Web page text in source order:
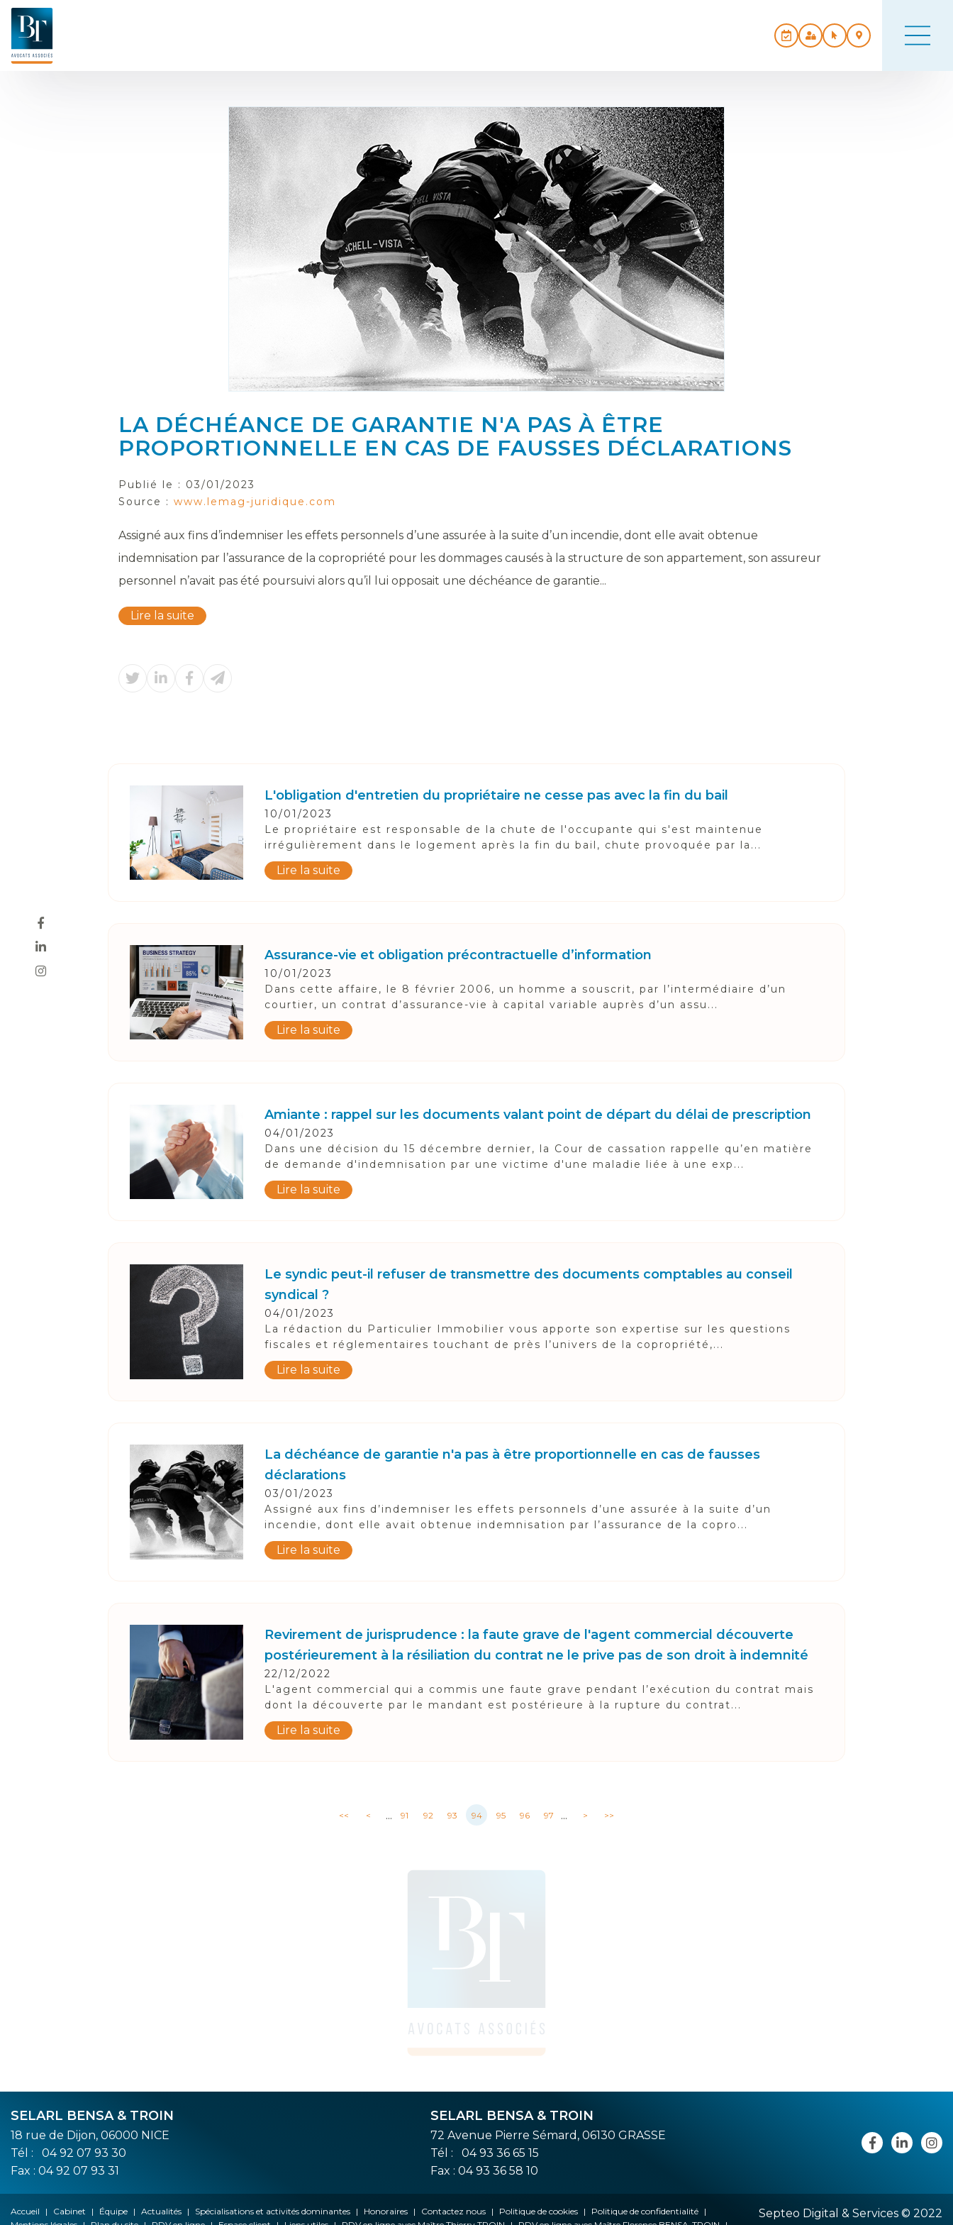
LA DÉCHÉANCE DE GARANTIE N'A PAS À ÊTRE
PROPORTIONNELLE EN CAS DE FAUSSES DÉCLARATIONS
Publié le : 03/01/2023
Source : www.lemag-juridique.com
Assigné aux fins d’indemniser les effets personnels d’une assurée à la suite d’un incendie, dont elle avait obtenue
indemnisation par l’assurance de la copropriété pour les dommages causés à la structure de son appartement, son assureur
personnel n’avait pas été poursuivi alors qu’il lui opposait une déchéance de garantie...
Lire la suite
L'obligation d'entretien du propriétaire ne cesse pas avec la fin du bail
10/01/2023
Le propriétaire est responsable de la chute de l'occupante qui s'est maintenue
irrégulièrement dans le logement après la fin du bail, chute provoquée par la...
Lire la suite
Assurance-vie et obligation précontractuelle d’information
10/01/2023
Dans cette affaire, le 8 février 2006, un homme a souscrit, par l’intermédiaire d’un
courtier, un contrat d’assurance-vie à capital variable auprès d’un assu...
Lire la suite
Amiante : rappel sur les documents valant point de départ du délai de prescription
04/01/2023
Dans une décision du 15 décembre dernier, la Cour de cassation rappelle qu’en matière
de demande d'indemnisation par une victime d'une maladie liée à une exp...
Lire la suite
Le syndic peut-il refuser de transmettre des documents comptables au conseil
syndical ?
04/01/2023
La rédaction du Particulier Immobilier vous apporte son expertise sur les questions
fiscales et réglementaires touchant de près l’univers de la copropriété,...
Lire la suite
La déchéance de garantie n'a pas à être proportionnelle en cas de fausses
déclarations
03/01/2023
Assigné aux fins d’indemniser les effets personnels d’une assurée à la suite d’un
incendie, dont elle avait obtenue indemnisation par l’assurance de la copro...
Lire la suite
Revirement de jurisprudence : la faute grave de l'agent commercial découverte
postérieurement à la résiliation du contrat ne le prive pas de son droit à indemnité
22/12/2022
L'agent commercial qui a commis une faute grave pendant l’exécution du contrat mais
dont la découverte par le mandant est postérieure à la rupture du contrat...
Lire la suite
<< < ... 91 92 93 94 95 96 97 ... > >>
SELARL BENSA & TROIN
18 rue de Dijon, 06000 NICE
Tél :
04 92 07 93 30
Fax : 04 92 07 93 31
SELARL BENSA & TROIN
72 Avenue Pierre Sémard, 06130 GRASSE
Tél :
04 93 36 65 15
Fax : 04 93 36 58 10
Accueil Cabinet Équipe Actualités Spécialisations et activités dominantes Honoraires Contactez nous Politique de cookies
Politique de confidentialité
Septeo Digital & Services © 2022